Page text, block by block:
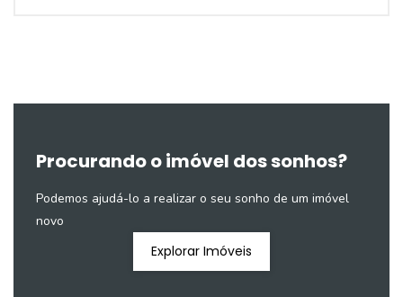
Procurando o imóvel dos sonhos?
Podemos ajudá-lo a realizar o seu sonho de um imóvel
novo
Explorar Imóveis